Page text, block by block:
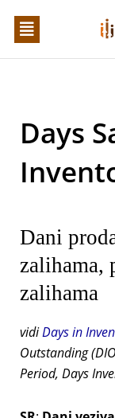
Days
Dani
zalihama,
zalihama
vidiDays in
Outstanding
Period, Days